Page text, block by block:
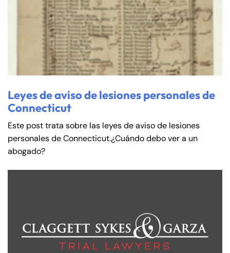
Leyes de aviso de lesiones personales de
Connecticut
Este post trata sobre las leyes de aviso de lesiones
personales de Connecticut.¿Cuándo debo ver a un
abogado?